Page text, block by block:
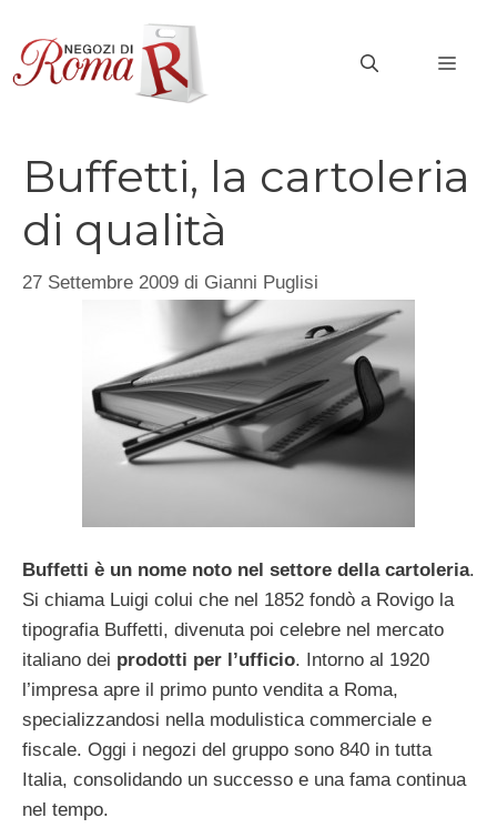
contenuto
Buffetti, la cartoleria
di qualità
27 Settembre 2009 di Gianni Puglisi
Buffetti è un nome noto nel settore della cartoleria.
Si chiama Luigi colui che nel 1852 fondò a Rovigo la
tipografia Buffetti, divenuta poi celebre nel mercato
italiano dei prodotti per l’ufficio. Intorno al 1920
l’impresa apre il primo punto vendita a Roma,
specializzandosi nella modulistica commerciale e
fiscale. Oggi i negozi del gruppo sono 840 in tutta
Italia, consolidando un successo e una fama continua
nel tempo.